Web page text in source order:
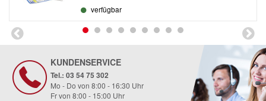
verfügbar
KUNDENSERVICE
Tel.: 03 54 75 302
Mo - Do von 8:00 - 16:30 Uhr
Fr von 8:00 - 15:00 Uhr